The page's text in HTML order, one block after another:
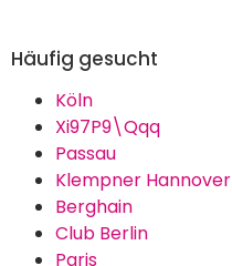
Häufig gesucht
Köln
Xi97P9\Qqq
Passau
Klempner Hannover
Berghain
Club Berlin
Paris